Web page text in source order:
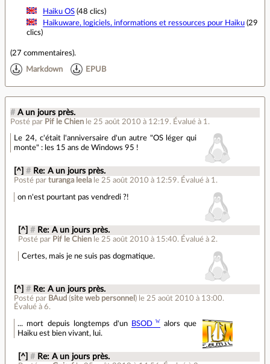
Haiku OS(48 clics)
Haikuware, logiciels, informations et ressources pour Haiku(29
clics)
(27 commentaires).
Markdown EPUB
# A un jours près.
Posté par Pif le Chien le 25 août 2010 à 12:19. Évalué à 1 .
Le 24, c'était l'anniversaire d'un autre "OS léger qui
monte" : les 15 ans de Windows 95 !
[^] # Re: A un jours près.
Posté parturanga leela le 25 août 2010 à 12:59. Évalué à 1.
on n'est pourtant pas vendredi ?!
[^] # Re: A un jours près.
Posté par Pif le Chien le 25 août 2010 à 15:40. Évalué à 2.
Certes, mais je ne suis pas dogmatique.
[^] # Re: A un jours près.
Posté par BAud (site web personnel ) le 25 août 2010 à 13:00.
Évalué à6.
... mort depuis longtemps d'un BSOD
alors que
Haiku est bien vivant, lui.
[^] # Re: A un jours près.